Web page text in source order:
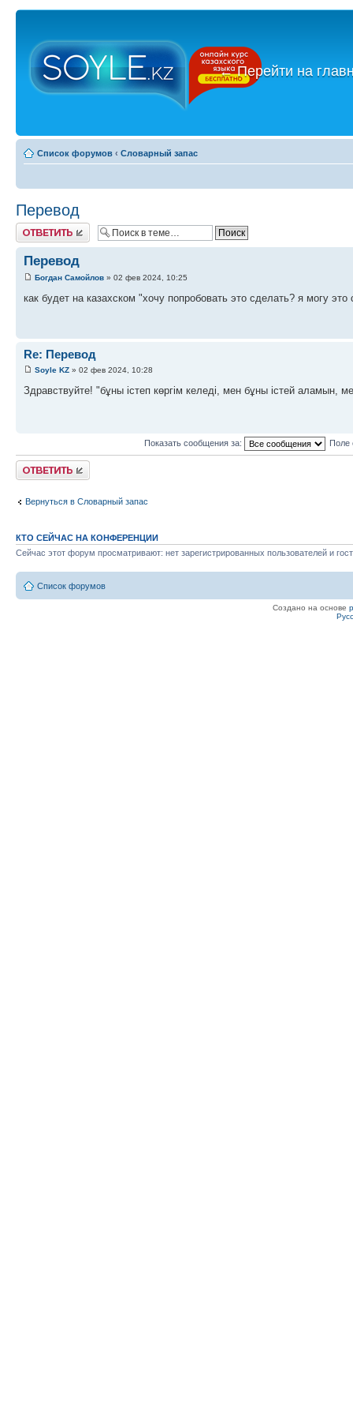
←Перейти на
Список форумов ‹ Словарный запас
Перевод
Ответить
Перевод
Богдан Самойлов » 02 фев 2024, 10:25
как будет на казахском "хочу попробовать это сделать? я могу
Re: Перевод
Soyle KZ » 02 фев 2024, 10:28
Здравствуйте! "бұны істеп көргім келеді, мен бұны істей аламын,
Показать сообщения за: Поле
Ответить
Вернуться в Словарный запас
КТО СЕЙЧАС НА КОНФЕРЕНЦИИ
Сейчас этот форум просматривают: нет зарегистрированных пользователей и
Список форумов
Создано на основе